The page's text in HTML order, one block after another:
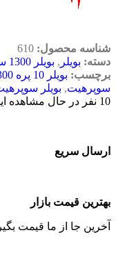
شناسه محصول: 610
دسته: بویلر , بویلر 1300 سوپر هیت
برچسب: بویلر 10 پره 1300 سوپر هیت شوفاژکار
سوپرهیت, بویلر
10 نفر در حال مشاهده
ارسال سریع
بهترین قیمت بازار
آخرین جا از ما قیمت